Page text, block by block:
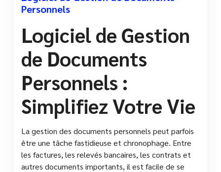
Personnels
Logiciel de Gestion
de Documents
Personnels :
Simplifiez Votre Vie
La gestion des documents personnels peut parfois
être une tâche fastidieuse et chronophage. Entre
les factures, les relevés bancaires, les contrats et
autres documents importants, il est facile de se